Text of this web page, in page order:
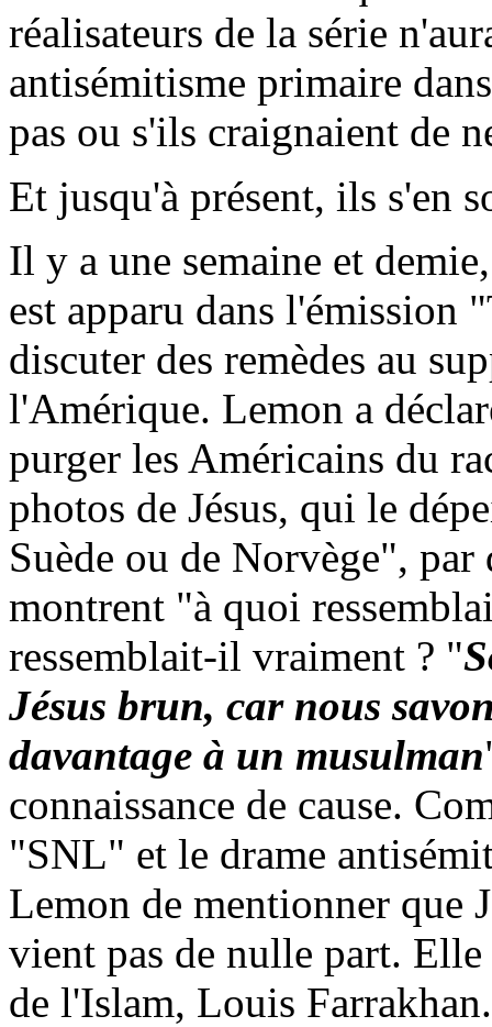
réalisateurs de la série
antisémitisme primaire
pas ou s'ils craignaient de
Et jusqu'à présent, ils s'en
Il y a une semaine et
est apparu dans
discuter des remèdes au
l'Amérique. Lemon a
purger les Américains du
photos de Jésus, qui le
Suède ou de Norvège",
montrent "à quoi
ressemblait-il vraiment ? "
Jésus brun, car nous
davantage à un musulman
connaissance de cause.
"SNL" et le drame
Lemon de mentionner que
vient pas de nulle part.
de l'Islam, Louis Farrakhan.